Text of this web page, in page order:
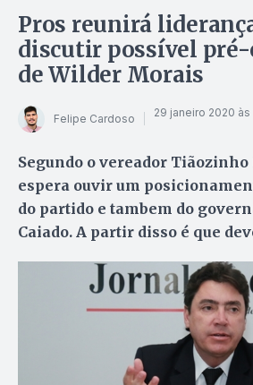
Pros reunirá
discutir possível
de Wilder Morais
Felipe Cardoso 29 janeiro 2020 às
Segundo o vereador
espera ouvir um
do partido e tambem do
Caiado. A partir disso é que